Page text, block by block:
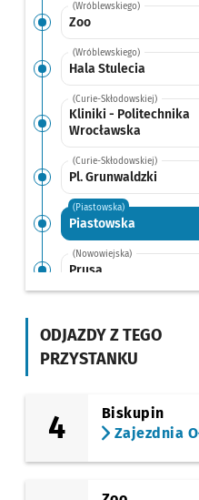
(Wróblewskiego)
Zoo
(Wróblewskiego)
Hala Stulecia
(Curie-Skłodowskiej)
Kliniki - Politechnika
Wrocławska
(Curie-Skłodowskiej)
Pl. Grunwaldzki
(Piastowska)
Piastowska
(Nowowiejska)
Prusa
Nowowiejska
Słowiańska
(pl. Powstańców
ODJAZDY Z TEGO
PRZYSTANKU
4
Biskupin
Zajezdnia